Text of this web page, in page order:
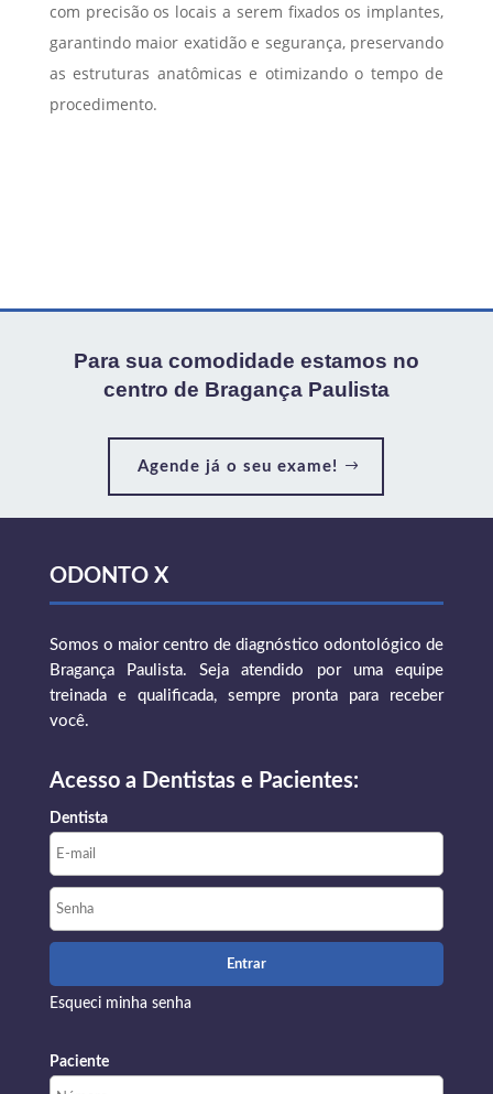
com precisão os locais a serem fixados os implantes,
garantindo maior exatidão e segurança, preservando
as estruturas anatômicas e otimizando o tempo de
procedimento.
Para sua comodidade estamos no
centro de Bragança Paulista
Agende já o seu exame!
ODONTO X
Somos o maior centro de diagnóstico odontológico de
Bragança Paulista. Seja atendido por uma equipe
treinada e qualificada, sempre pronta para receber
você.
Acesso a Dentistas e Pacientes:
Dentista
Esqueci minha senha
Paciente